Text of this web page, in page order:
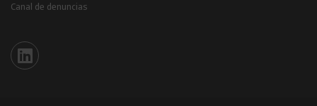
Canal de denuncias
Iberinform en Linkedin